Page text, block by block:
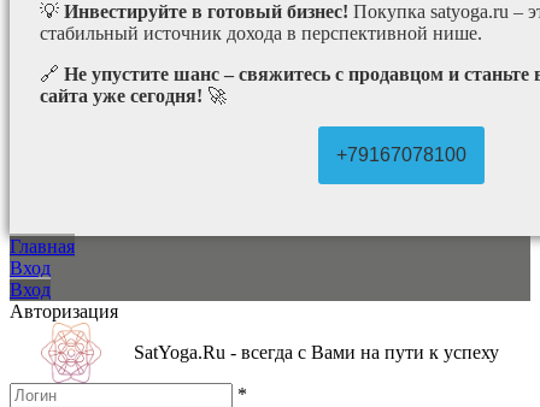
💡 Инвестируйте в готовый бизнес! Покупка satyoga.ru –
стабильный источник дохода в перспективной нише.
🔗 Не упустите шанс – свяжитесь с продавцом и
сайта уже сегодня! 🚀
+79167078100
Главная
Вход
Вход
Авторизация
SatYoga.Ru - всегда с Вами на пути к успеху
*